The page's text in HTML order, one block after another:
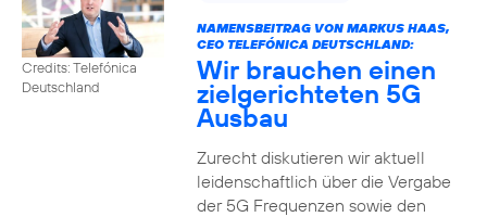
Credits: Telefónica
Deutschland
NAMENSBEITRAG VON MARKUS HAAS,
CEO TELEFÓNICA DEUTSCHLAND:
Wir brauchen einen
zielgerichteten 5G
Ausbau
Zurecht diskutieren wir aktuell
leidenschaftlich über die Vergabe
der 5G Frequenzen sowie den